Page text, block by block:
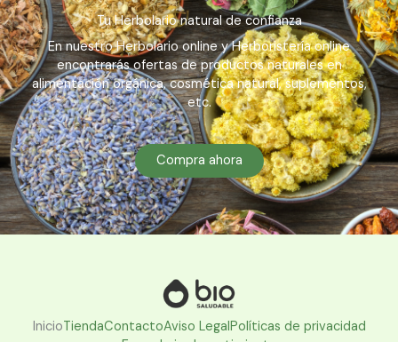
Tu Herbolario natural de confianza
En nuestro Herbolario online y Herboristería online
encontrarás ofertas de productos naturales en
alimentación orgánica, cosmética natural, suplementos,
etc.
Compra ahora
InicioTiendaContactoAviso LegalPolíticas de privacidad